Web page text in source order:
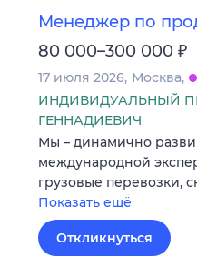
Менеджер по
80 000–300 000 ₽
17 июля 2026 Москва
ИНДИВИДУАЛЬНЫЙ
ГЕННАДИЕВИЧ
Мы – динамично
международной
грузовые перевозки,
Показать ещё
Откликнуться